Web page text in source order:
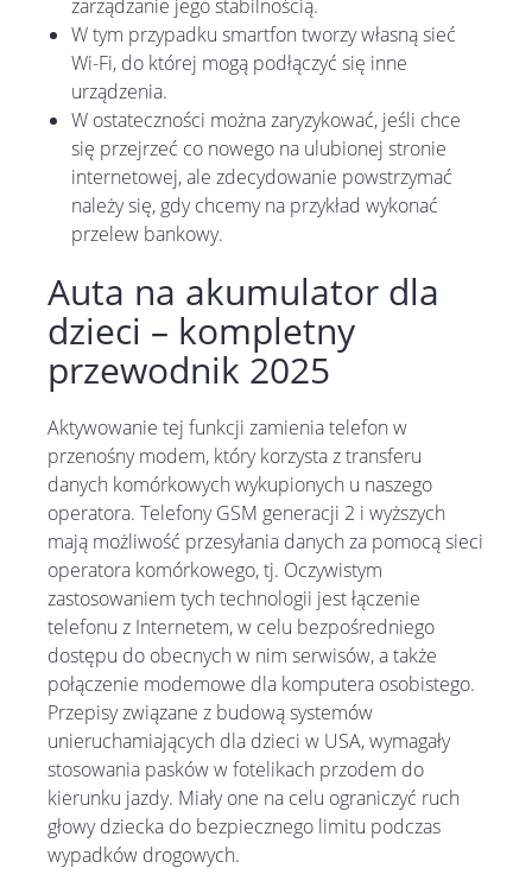
zarządzanie jego stabilnością.
W tym przypadku smartfon tworzy własną sieć
Wi-Fi, do której mogą podłączyć się inne
urządzenia.
W ostateczności można zaryzykować, jeśli chce
się przejrzeć co nowego na ulubionej stronie
internetowej, ale zdecydowanie powstrzymać
należy się, gdy chcemy na przykład wykonać
przelew bankowy.
Auta na akumulator dla
dzieci – kompletny
przewodnik 2025
Aktywowanie tej funkcji zamienia telefon w
przenośny modem, który korzysta z transferu
danych komórkowych wykupionych u naszego
operatora. Telefony GSM generacji 2 i wyższych
mają możliwość przesyłania danych za pomocą sieci
operatora komórkowego, tj. Oczywistym
zastosowaniem tych technologii jest łączenie
telefonu z Internetem, w celu bezpośredniego
dostępu do obecnych w nim serwisów, a także
połączenie modemowe dla komputera osobistego.
Przepisy związane z budową systemów
unieruchamiających dla dzieci w USA, wymagały
stosowania pasków w fotelikach przodem do
kierunku jazdy. Miały one na celu ograniczyć ruch
głowy dziecka do bezpiecznego limitu podczas
wypadków drogowych.